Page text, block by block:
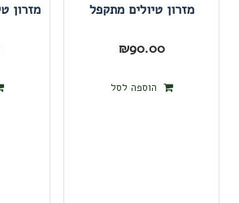
מזרון טיולים מתקפל
₪90.00
הוספה לסל